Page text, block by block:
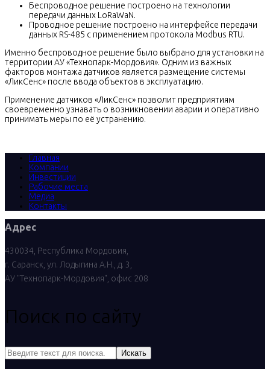
Беспроводное решение построено на технологии
передачи данных LoRaWaN.
Проводное решение построено на интерфейсе передачи
данных RS-485 с применением протокола Modbus RTU.
Именно беспроводное решение было выбрано для установки на
территории АУ «Технопарк-Мордовия». Одним из важных
факторов монтажа датчиков является размещение системы
«ЛикСенс» после ввода объектов в эксплуатацию.
Применение датчиков «ЛикСенс» позволит предприятиям
своевременно узнавать о возникновении аварии и оперативно
принимать меры по её устранению.
Главная
Компании
Инвестиции
Рабочие места
Медиа
Контакты
Адрес
430034, Республика Мордовия,
г. Саранск, ул. Лодыгина А.Н., д. 3,
АУ "Технопарк-Мордовия", офис 208
Поиск по сайту
Искать